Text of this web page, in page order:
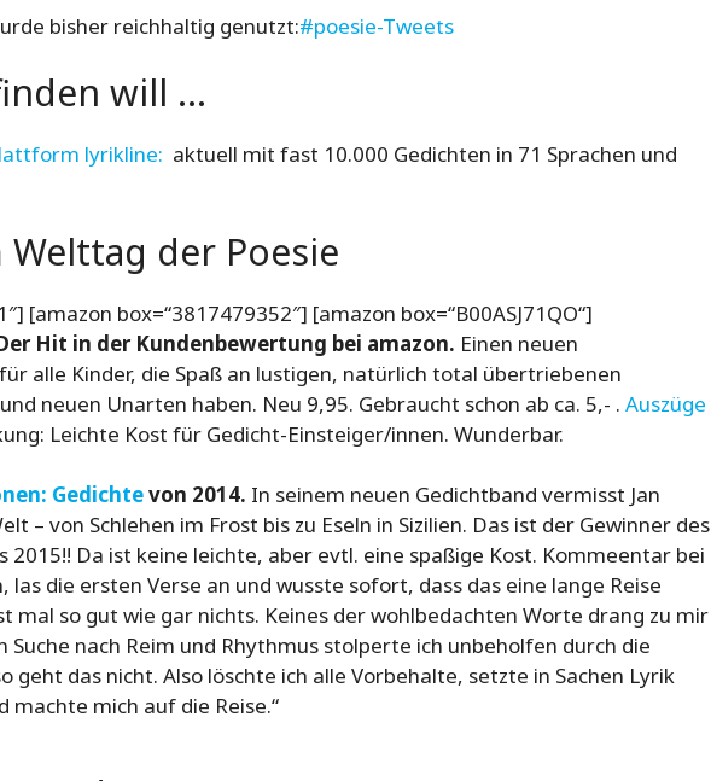
bisher reichhaltig genutzt:#poesie-Tweets
will …
lyrikline: aktuell mit fast 10.000 Gedichten in 71 Sprachen und
der Poesie
[amazon box=“3817479352″] [amazon box=“B00ASJ71QO“]
Hit in der Kundenbewertung bei amazon. Einen neuen
alle Kinder, die Spaß an lustigen, natürlich total übertriebenen
neuen Unarten haben. Neu 9,95. Gebraucht schon ab ca. 5,- . Auszüge
Leichte Kost für Gedicht-Einsteiger/innen. Wunderbar.
Gedichtevon 2014. In seinem neuen Gedichtband vermisst Jan
– von Schlehen im Frost bis zu Eseln in Sizilien. Das ist der Gewinner des
2015!! Da ist keine leichte, aber evtl. eine spaßige Kost. Kommeentar bei
die ersten Verse an und wusste sofort, dass das eine lange Reise
mal so gut wie gar nichts. Keines der wohlbedachten Worte drang zu mir
Suche nach Reim und Rhythmus stolperte ich unbeholfen durch die
geht das nicht. Also löschte ich alle Vorbehalte, setzte in Sachen Lyrik
machte mich auf die Reise.“